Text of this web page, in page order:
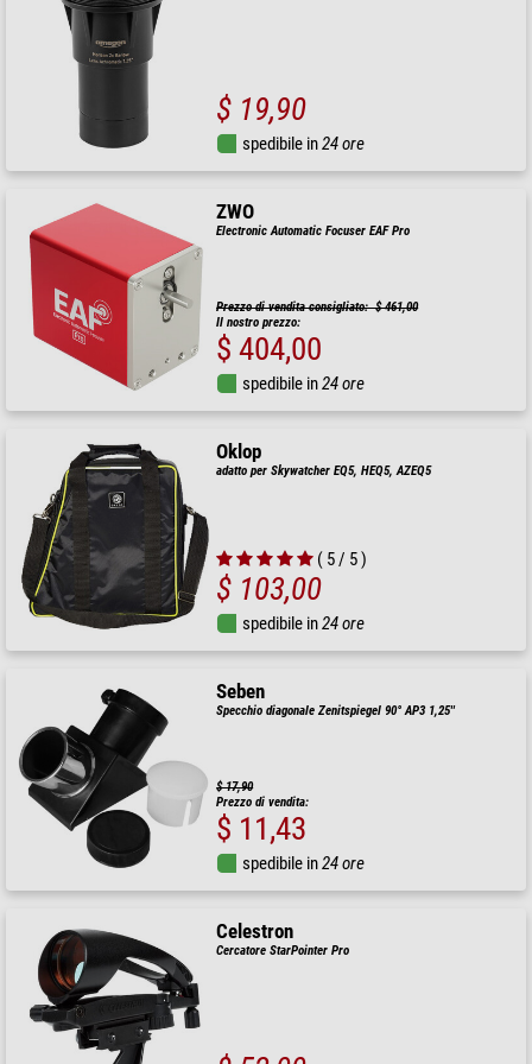
$ 19,90
spedibile in24 ore
ZWO
Electronic Automatic Focuser EAF Pro
Prezzo di vendita consigliato: $ 461,00
Il nostro prezzo:
$ 404,00
spedibile in24 ore
Oklop
adatto per Skywatcher EQ5, HEQ5, AZEQ5
( 5 / 5 )
$ 103,00
spedibile in24 ore
Seben
Specchio diagonale Zenitspiegel 90° AP3 1,25''
$ 17,90
Prezzo di vendita:
$ 11,43
spedibile in24 ore
Celestron
Cercatore StarPointer Pro